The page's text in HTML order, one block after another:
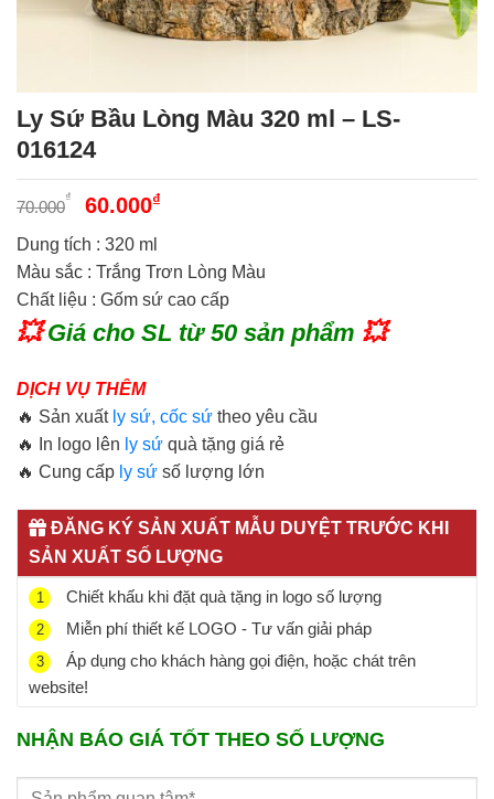
Ly Sứ Bầu Lòng Màu 320 ml – LS-
016124
70.000
₫
Giá
là:
70.000₫.
60.000₫Giá
là:
60.000₫.
Dung tích : 320 ml
Màu sắc : Trắng Trơn Lòng Màu
Chất liệu : Gốm sứ cao cấp
💥Giá cho SL từ 50 sản phẩm 💥
DỊCH VỤ THÊM
🔥 Sản xuất ly sứ, cốc sứ theo yêu cầu
🔥 In logo lên ly sứ quà tặng giá rẻ
🔥 Cung cấp ly sứ số lượng lớn
ĐĂNG KÝ SẢN XUẤT MẪU DUYỆT TRƯỚC KHI
SẢN XUẤT SỐ LƯỢNG
1 Chiết khấu khi đặt quà tặng in logo số lượng
2 Miễn phí thiết kế LOGO - Tư vấn giải pháp
3
Áp dụng cho khách hàng gọi điện, hoặc chát trên
website!
NHẬN BÁO GIÁ TỐT THEO SỐ LƯỢNG